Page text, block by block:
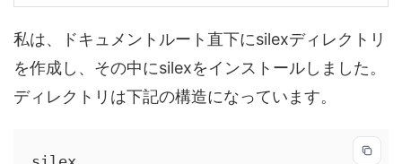
私は、ドキュメントルート直下にsilexディレクトリ
を作成し、その中にsilexをインストールしました。
ディレクトリは下記の構造になっています。